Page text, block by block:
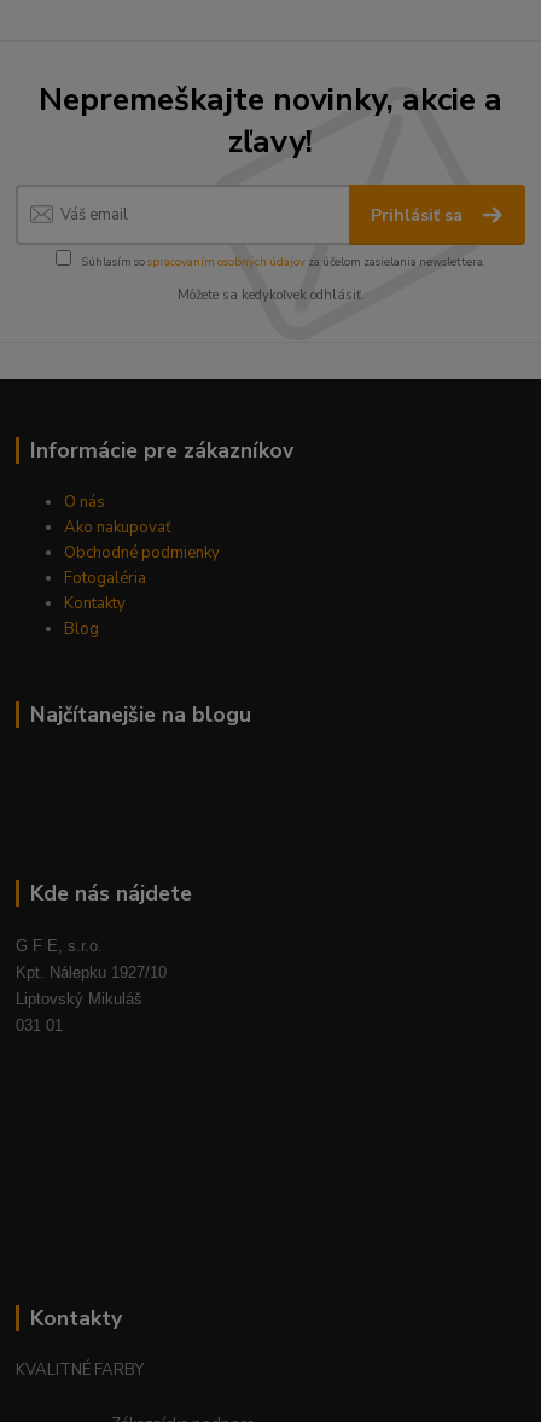
Nepremeškajte novinky, akcie a
zľavy!
Prihlásiť sa
Súhlasím sospracovaním osobných údajov za účelom zasielania newslettera.
Môžete sa kedykoľvek odhlásiť.
Informácie pre zákazníkov
O nás
Ako nakupovať
Obchodné podmienky
Fotogaléria
Kontakty
Blog
Najčítanejšie na blogu
Kde nás nájdete
G F E, s.r.o.
Kpt. Nálepku 1927/10
Liptovský Mikuláš
031 01
Kontakty
KVALITNÉ FARBY